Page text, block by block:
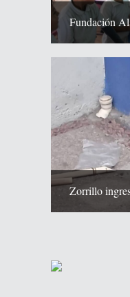
Fundación
Zorrillo